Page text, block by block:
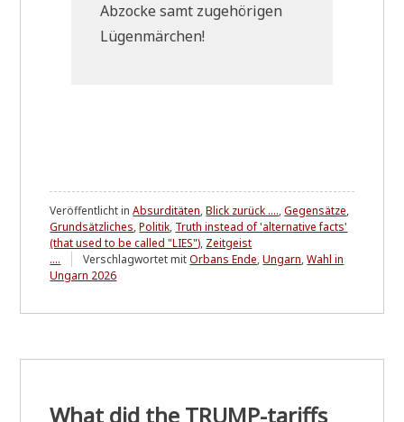
Abzocke samt zuge­hö­ri­gen
Lügenmärchen!
Veröffentlicht inAbsurditäten,Blick zurück ....,Gegensätze,
Grundsätzliches,Politik, Truth instead of 'alternative facts'
(that used to be called "LIES"), Zeitgeist
....
Verschlagwortet mitOrbans Ende,Ungarn,Wahl in
Ungarn 2026
What did the TRUMP-tariffs